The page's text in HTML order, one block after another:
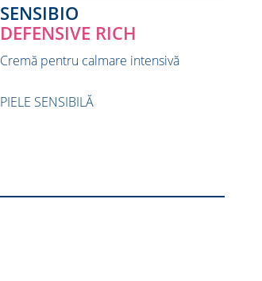
SENSIBIO
DEFENSIVE RICH
Cremă pentru calmare intensivă
PIELE SENSIBILĂ